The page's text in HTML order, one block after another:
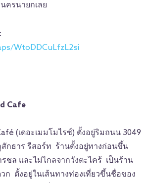
ครนายกเลย
WtoDDCuLfzL2si
Cafe
(เดอะเมมโมไรซ์) ตั้งอยู่ริมถนน 3049
กธาร รีสอร์ท ร้านตั้งอยู่ทางก่อนขึ้น
ชล และไม่ไกลจากวังตะไคร้ เป็นร้าน
ก ตั้งอยู่ในเส้นทางท่องเที่ยวขึ้นชื่อของ